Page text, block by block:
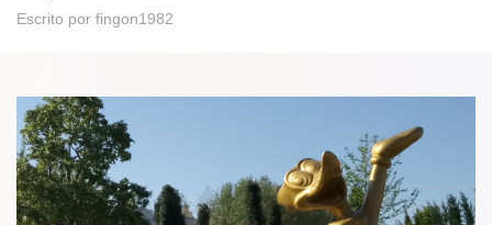
Escrito por fingon1982